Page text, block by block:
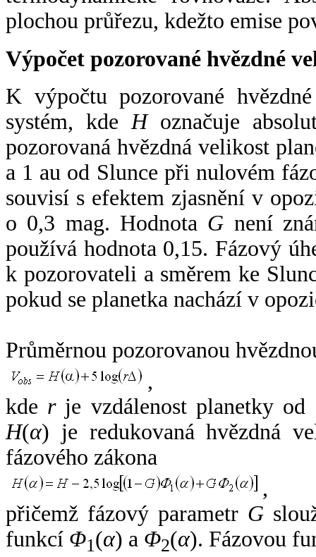
plochou průřezu, kdežto emise
Výpočet pozorované hvězdné
K výpočtu pozorované
systém, kde Hoznačuje
pozorovaná hvězdná velikost
a 1 au od Slunce při nulovém
souvisí s efektem zjasnění v
o 0,3 mag. Hodnota G není
používá hodnota 0,15. Fázový
k pozorovateli a směrem ke
pokud se planetka nachází v
Průměrnou pozorovanou
,
kde rje vzdálenost planetky od
H(α) je redukovaná hvězdná
fázového zákona
,
přičemž fázový parametr G
funkcí Φ1(α) a Φ2(α). Fázovou